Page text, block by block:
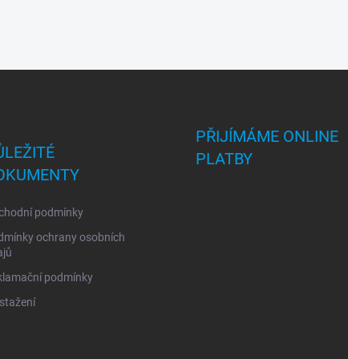
podmínky
ochrany osobních
podmínky
PŘIJÍMÁME ONLINE
PLATBY